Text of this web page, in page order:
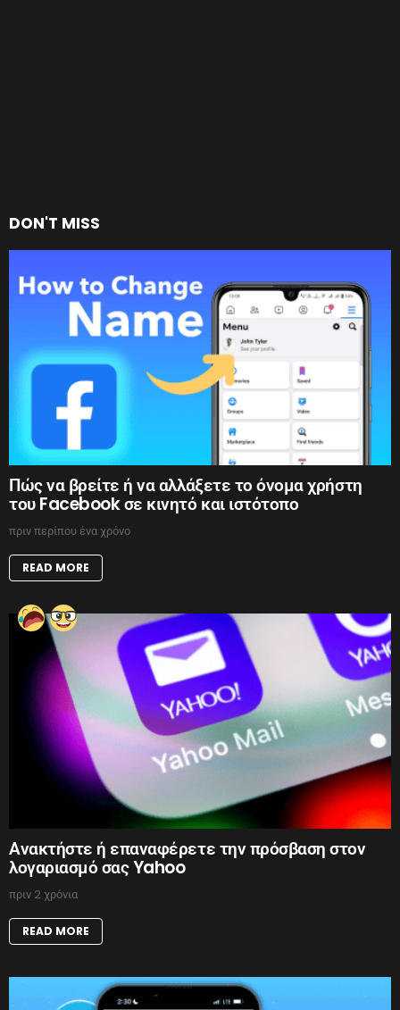
DON'T MISS
Πώς να βρείτε ή να αλλάξετε το όνομα χρήστη
του Facebook σε κινητό και ιστότοπο
πριν περίπου ένα χρόνο
READ MORE
Ανακτήστε ή επαναφέρετε την πρόσβαση στον
λογαριασμό σας Yahoo
πριν 2 χρόνια
READ MORE